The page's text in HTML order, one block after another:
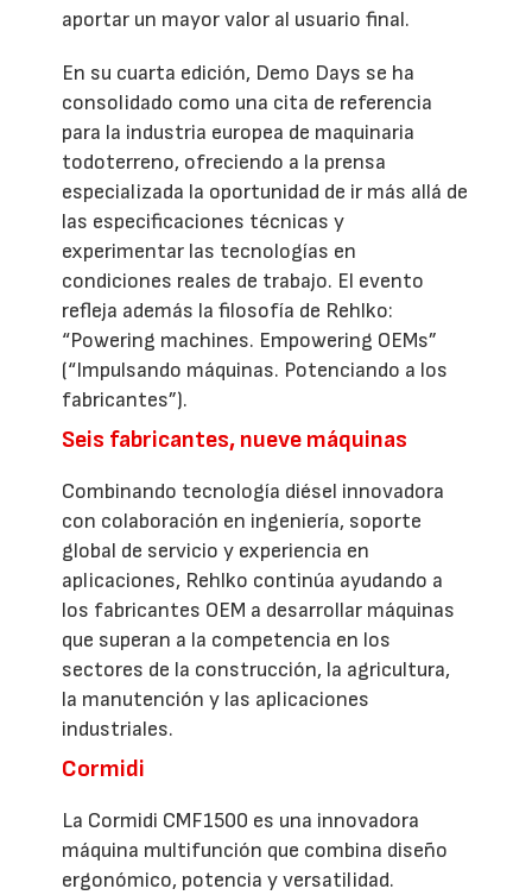
aportar un mayor valor al usuario final.
En su cuarta edición, Demo Days se ha
consolidado como una cita de referencia
para la industria europea de maquinaria
todoterreno, ofreciendo a la prensa
especializada la oportunidad de ir más allá de
las especificaciones técnicas y
experimentar las tecnologías en
condiciones reales de trabajo. El evento
refleja además la filosofía de Rehlko:
“Powering machines. Empowering OEMs”
(“Impulsando máquinas. Potenciando a los
fabricantes”).
Seis fabricantes, nueve máquinas
Combinando tecnología diésel innovadora
con colaboración en ingeniería, soporte
global de servicio y experiencia en
aplicaciones, Rehlko continúa ayudando a
los fabricantes OEM a desarrollar máquinas
que superan a la competencia en los
sectores de la construcción, la agricultura,
la manutención y las aplicaciones
industriales.
Cormidi
La Cormidi CMF1500 es una innovadora
máquina multifunción que combina diseño
ergonómico, potencia y versatilidad.